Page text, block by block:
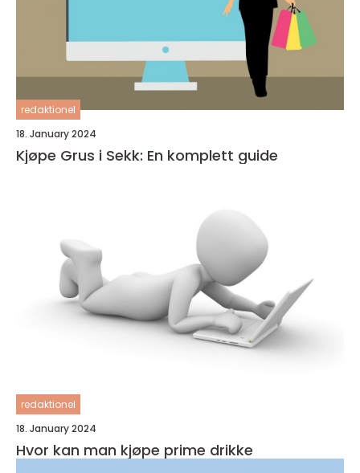
redaktionel
18. January 2024
Kjøpe Grus i Sekk: En komplett guide
redaktionel
18. January 2024
Hvor kan man kjøpe prime drikke